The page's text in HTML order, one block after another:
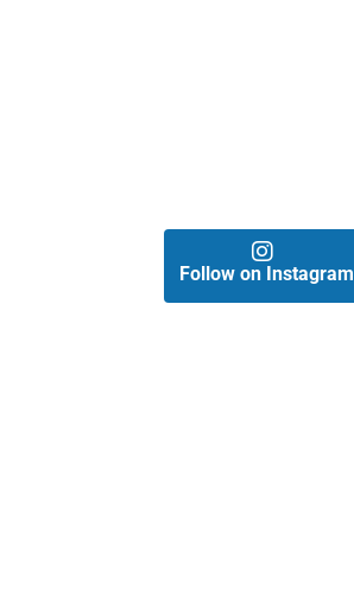
Follow on Instagram